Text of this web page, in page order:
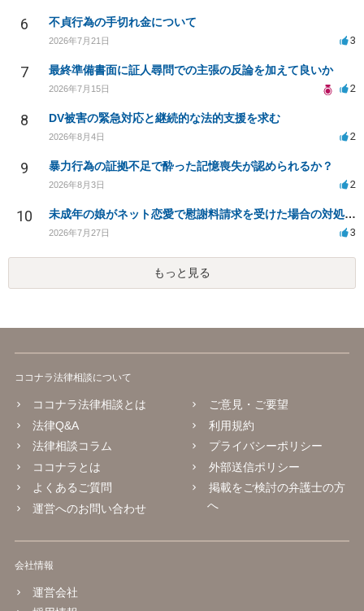
6 不貞行為の手切れ金について
2026年7月21日 3
7 最終準備書面に証人尋問での主張の反論を加えて良いか
2026年7月15日 2
8 DV被害の緊急対応と継続的な法的支援を求む
2026年8月4日 2
9 暴力行為の証拠不足で酔った記憶喪失が認められるか？
2026年8月3日 2
10 未成年の娘がネット恋愛で慰謝料請求を受けた場合の対処法は？
2026年7月27日 3
もっと見る
ココナラ法律相談について
ココナラ法律相談とは
法律Q&A
法律相談コラム
ココナラとは
よくあるご質問
運営へのお問い合わせ
ご意見・ご要望
利用規約
プライバシーポリシー
外部送信ポリシー
掲載をご検討の弁護士の方
へ
会社情報
運営会社